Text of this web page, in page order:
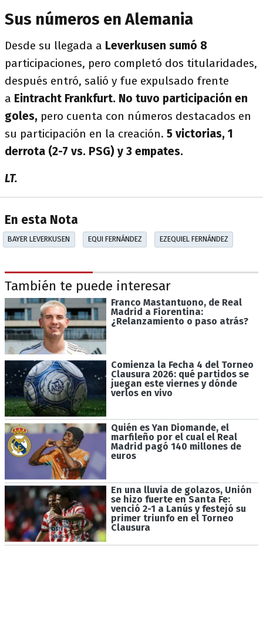
Sus números en Alemania
Desde su llegada a Leverkusen sumó 8
participaciones, pero completó dos titularidades,
después entró, salió y fue expulsado frente
a Eintracht Frankfurt. No tuvo participación en
goles, pero cuenta con números destacados en
su participación en la creación. 5 victorias, 1
derrota (2-7 vs. PSG) y 3 empates.
LT.
En esta Nota
BAYER LEVERKUSEN EQUI FERNÁNDEZ EZEQUIEL FERNÁNDEZ
También te puede interesar
Franco Mastantuono, de Real
Madrid a Fiorentina:
¿Relanzamiento o paso atrás?
Comienza la Fecha 4 del Torneo
Clausura 2026: qué partidos se
juegan este viernes y dónde
verlos en vivo
Quién es Yan Diomande, el
marfileño por el cual el Real
Madrid pagó 140 millones de
euros
En una lluvia de golazos, Unión
se hizo fuerte en Santa Fe:
venció 2-1 a Lanús y festejó su
primer triunfo en el Torneo
Clausura